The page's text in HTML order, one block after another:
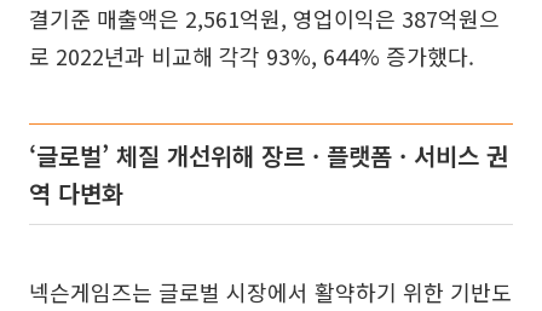
결기준 매출액은 2,561억원, 영업이익은 387억원으
로 2022년과 비교해 각각 93%, 644% 증가했다.
‘글로벌’ 체질 개선위해 장르 · 플랫폼 · 서비스 권
역 다변화
넥슨게임즈는 글로벌 시장에서 활약하기 위한 기반도